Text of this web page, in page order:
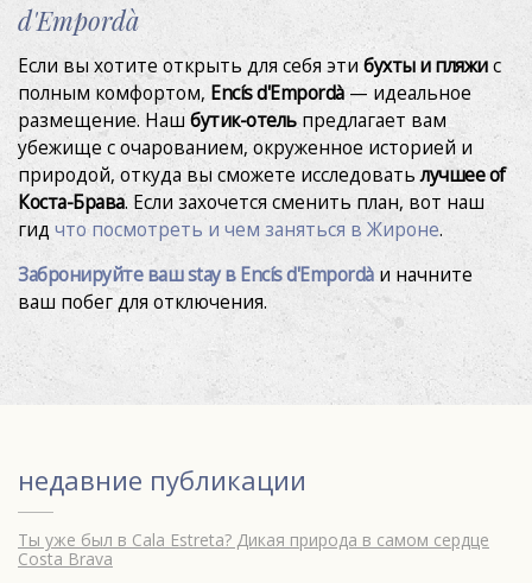
d'Empordà
Если вы хотите открыть для себя этибухты и пляжис
полным комфортом, Encís d'Empordà— идеальное
размещение. Наш бутик-отельпредлагает вам
убежище с очарованием, окруженное историей и
природой, откуда вы сможете исследоватьлучшее of
Коста-Брава. Если захочется сменить план, вот наш
гид что посмотреть и чем заняться в Жироне.
Забронируйте ваш stay в Encís d'Empordàи начните
ваш побег для отключения.
недавние публикации
Ты уже был в Cala Estreta? Дикая природа в самом сердце
Costa Brava